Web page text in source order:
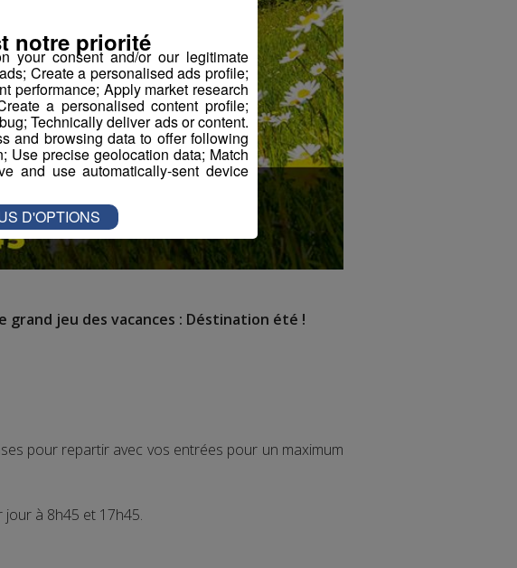
grand jeu des vacances : Déstination été !
pour repartir avec vos entrées pour un maximum
à 8h45 et 17h45.
your consent and/or our legitimate
Create a personalised ads profile;
performance; Apply market research
a personalised content profile;
Technically deliver ads or content.
and browsing data to offer following
Use precise geolocation data; Match
and use automatically-sent device
notre priorité
D'OPTIONS